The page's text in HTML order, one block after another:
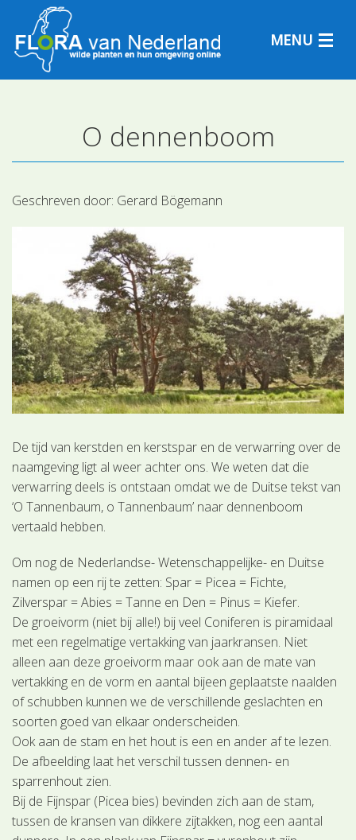
MENU
Plantensoorten
Plantengemeenschappen
Determineren
O dennenboom
Geschreven door: Gerard Bögemann
De tijd van kerstden en kerstspar en de verwarring over de
naamgeving ligt al weer achter ons. We weten dat die
verwarring deels is ontstaan omdat we de Duitse tekst van
‘O Tannenbaum, o Tannenbaum’ naar dennenboom
vertaald hebben.
Om nog de Nederlandse- Wetenschappelijke- en Duitse
namen op een rij te zetten: Spar = Picea = Fichte,
Zilverspar = Abies = Tanne en Den = Pinus = Kiefer.
De groeivorm (niet bij alle!) bij veel Coniferen is piramidaal
met een regelmatige vertakking van jaarkransen. Niet
alleen aan deze groeivorm maar ook aan de mate van
vertakking en de vorm en aantal bijeen geplaatste naalden
of schubben kunnen we de verschillende geslachten en
soorten goed van elkaar onderscheiden.
Ook aan de stam en het hout is een en ander af te lezen.
De afbeelding laat het verschil tussen dennen- en
sparrenhout zien.
Bij de Fijnspar (Picea bies) bevinden zich aan de stam,
tussen de kransen van dikkere zijtakken, nog een aantal